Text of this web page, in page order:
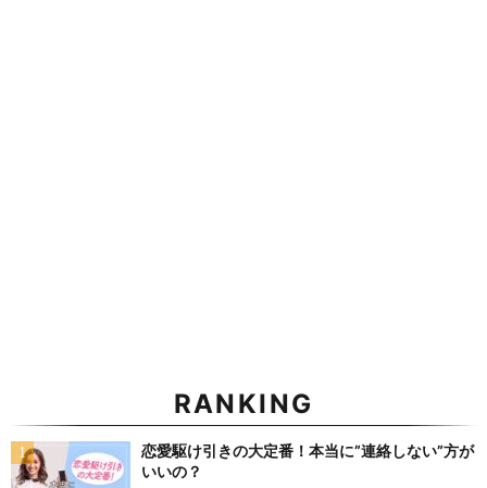
RANKING
恋愛駆け引きの大定番！本当に”連絡しない”方が
いいの？